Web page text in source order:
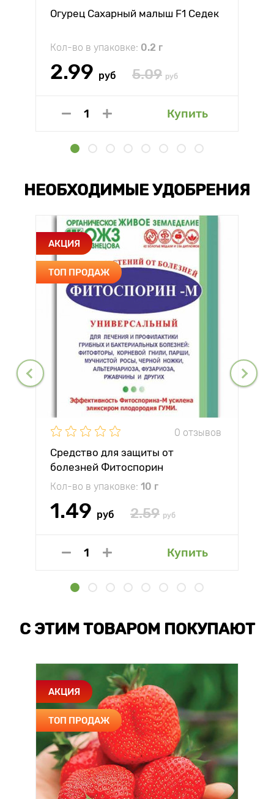
Огурец Сахарный малыш F1 Седек
Кол-во в упаковке: 0.2 г
2.99 руб 5.09 руб
Купить
НЕОБХОДИМЫЕ УДОБРЕНИЯ
АКЦИЯ
ТОП ПРОДАЖ
0 отзывов
Средство для защиты от
болезней Фитоспорин
Кол-во в упаковке: 10 г
1.49 руб 2.59 руб
Купить
С ЭТИМ ТОВАРОМ ПОКУПАЮТ
АКЦИЯ
ТОП ПРОДАЖ